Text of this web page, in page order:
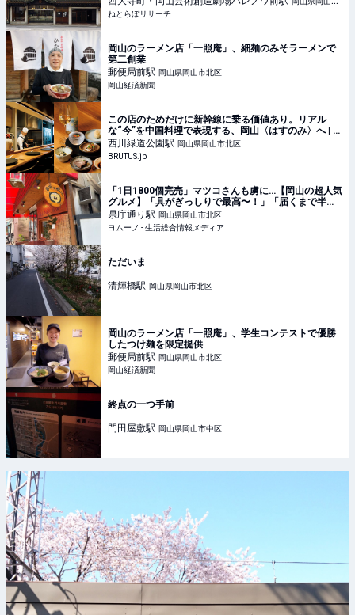
ぼリサーチ
北区
ねとらぼリサーチ
岡山のラーメン店「一照庵」、細麺のみそラーメンで
第二創業
郵便局前駅 岡山県岡山市北区
岡山経済新聞
この店のためだけに新幹線に乗る価値あり。リアル
な“今”を中国料理で表現する、岡山〈はすのみ〉へ | ブ
ルータス| BRUTUS.jp
西川緑道公園駅 岡山県岡山市北区
BRUTUS.jp
「1日1800個完売」マツコさんも虜に…【岡山の超人気
グルメ】「具がぎっしりで最高〜！」「届くまで半年
待ち（泣）」 | ヨムーノ
県庁通り駅 岡山県岡山市北区
ヨムーノ - 生活総合情報メディア
ただいま
清輝橋駅 岡山県岡山市北区
岡山のラーメン店「一照庵」、学生コンテストで優勝
したつけ麺を限定提供
郵便局前駅 岡山県岡山市北区
岡山経済新聞
終点の一つ手前
門田屋敷駅 岡山県岡山市中区